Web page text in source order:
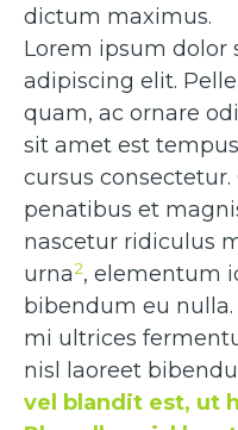
dictum maximus.
Lorem ipsum dolor
adipiscing elit.
quam, ac ornare
sit amet est
cursus
penatibus et
nascetur ridiculus
urna2, elementum
bibendum eu
mi ultrices
nisl laoreet
vel blandit est, ut